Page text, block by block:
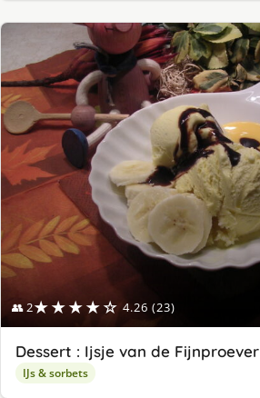
👥 2★★★★☆ 4.26 (23)
Dessert : Ijsje van de Fijnproever
IJs & sorbets